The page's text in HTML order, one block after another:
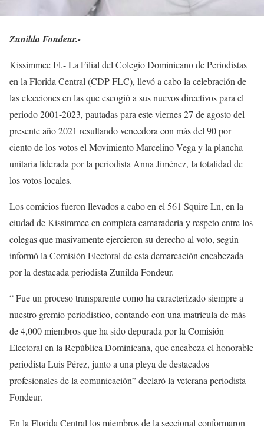
Zunilda Fondeur.-
Kissimmee Fl.- La Filial del Colegio Dominicano de Periodistas
en la Florida Central (CDP FLC), llevó a cabo la celebración de
las elecciones en las que escogió a sus nuevos directivos para el
periodo 2001-2023, pautadas para este viernes 27 de agosto del
presente año 2021 resultando vencedora con más del 90 por
ciento de los votos el Movimiento Marcelino Vega y la plancha
unitaria liderada por la periodista Anna Jiménez, la totalidad de
los votos locales.
Los comicios fueron llevados a cabo en el 561 Squire Ln, en la
ciudad de Kissimmee en completa camaradería y respeto entre los
colegas que masivamente ejercieron su derecho al voto, según
informó la Comisión Electoral de esta demarcación encabezada
por la destacada periodista Zunilda Fondeur.
“ Fue un proceso transparente como ha caracterizado siempre a
nuestro gremio periodístico, contando con una matrícula de más
de 4,000 miembros que ha sido depurada por la Comisión
Electoral en la República Dominicana, que encabeza el honorable
periodista Luis Pérez, junto a una pleya de destacados
profesionales de la comunicación” declaró la veterana periodista
Fondeur.
En la Florida Central los miembros de la seccional conformaron